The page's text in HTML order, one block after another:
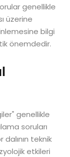
genellikle
üzerine
bilgi
önemdedir.
genellikle
soruları
dalının teknik
etkileri